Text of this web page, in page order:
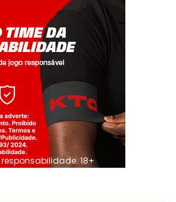
18+